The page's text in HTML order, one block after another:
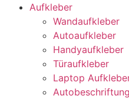
Aufkleber
Wandaufkleber
Autoaufkleber
Handyaufkleber
Türaufkleber
Laptop
Autobeschriftung